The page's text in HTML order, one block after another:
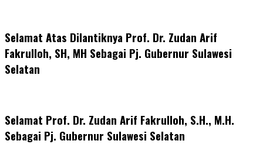
Selamat Atas Dilantiknya Prof. Dr. Zudan Arif
Fakrulloh, SH, MH Sebagai Pj. Gubernur Sulawesi
Selatan
Selamat Prof. Dr. Zudan Arif Fakrulloh, S.H., M.H.
Sebagai Pj. Gubernur Sulawesi Selatan